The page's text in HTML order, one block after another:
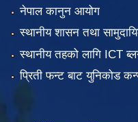
नेपाल कानुन आयोग
स्थानीय शासन तथा
स्थानीय तहको लागि ICT
प्रिती फन्ट बाट युनिकोड